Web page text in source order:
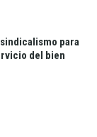
para
del bien